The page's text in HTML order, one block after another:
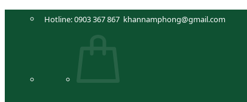
Hotline:0903 367 867 khannamphong@gmail.com